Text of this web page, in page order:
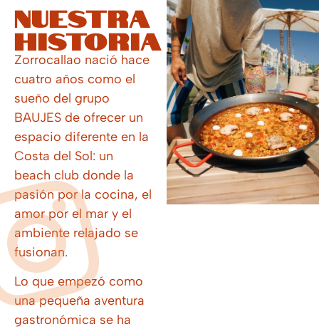
Nuestra
historia
Zorrocallao nació hace
cuatro años como el
sueño del grupo
BAUJES de ofrecer un
espacio diferente en la
Costa del Sol: un
beach club donde la
pasión por la cocina, el
amor por el mar y el
ambiente relajado se
fusionan.
Lo que empezó como
una pequeña aventura
gastronómica se ha